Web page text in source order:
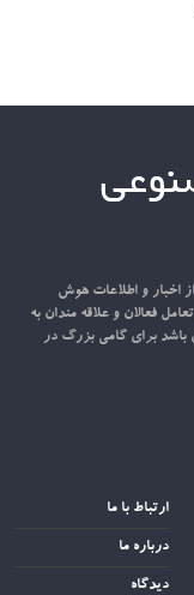
اخبار و اطلاعات هوش
فعالان و علاقه مندان به
باشد برای گامی بزرگ در
ارتباط با ما
درباره ما
دیدگاه